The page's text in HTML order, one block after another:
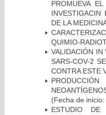
PROMUEVA
INVESTIGACIN
DE LA
QUIMIO-
VALIDACIÓN IN
SARS-COV-2
CONTRA ESTE
(Fecha de
ESTUDIO DE